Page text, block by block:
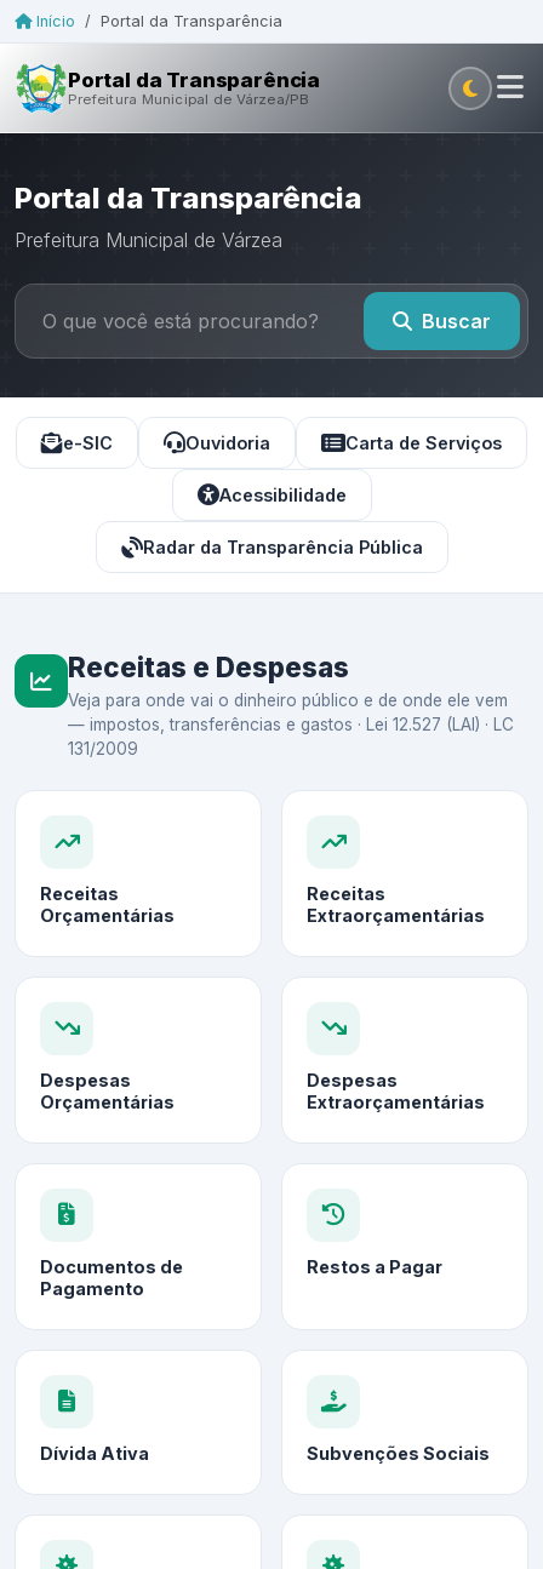
Início / Portal da Transparência
Portal da Transparência
Prefeitura Municipal de Várzea/PB
Portal da Transparência
Prefeitura Municipal de Várzea
Buscar
e-SIC Ouvidoria Carta de Serviços
Acessibilidade
Radar da Transparência Pública
Receitas e Despesas
Veja para onde vai o dinheiro público e de onde ele vem
— impostos, transferências e gastos · Lei 12.527 (LAI) · LC
131/2009
Receitas
Orçamentárias
Receitas
Extraorçamentárias
Despesas
Orçamentárias
Despesas
Extraorçamentárias
Documentos de
Pagamento
Restos a Pagar
Dívida Ativa Subvenções Sociais